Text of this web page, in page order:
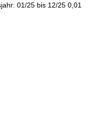
01/25 bis 12/25 0,01